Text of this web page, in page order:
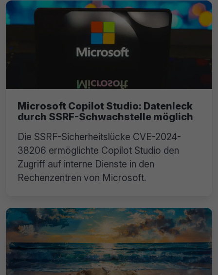
Microsoft Copilot Studio: Datenleck
durch SSRF-Schwachstelle möglich
Die SSRF-Sicherheitslücke CVE-2024-
38206 ermöglichte Copilot Studio den
Zugriff auf interne Dienste in den
Rechenzentren von Microsoft.